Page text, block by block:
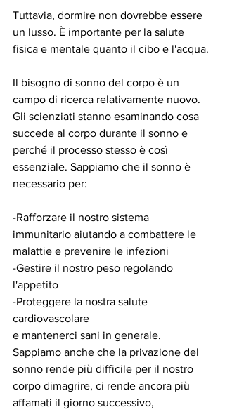
Tuttavia, dormire non dovrebbe essere
un lusso. È importante per la salute
fisica e mentale quanto il cibo e l'acqua.
Il bisogno di sonno del corpo è un
campo di ricerca relativamente nuovo.
Gli scienziati stanno esaminando cosa
succede al corpo durante il sonno e
perché il processo stesso è così
essenziale. Sappiamo che il sonno è
necessario per:
-Rafforzare il nostro sistema
immunitario aiutando a combattere le
malattie e prevenire le infezioni
-Gestire il nostro peso regolando
l'appetito
-Proteggere la nostra salute
cardiovascolare
e mantenerci sani in generale.
Sappiamo anche che la privazione del
sonno rende più difficile per il nostro
corpo dimagrire, ci rende ancora più
affamati il ​​giorno successivo,